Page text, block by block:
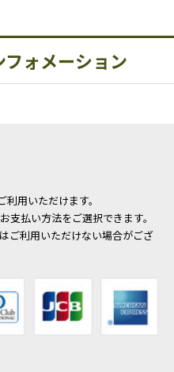
ォメーション
利用いただけます。
支払い方法をご選択できます。
ご利用いただけない場合がござ